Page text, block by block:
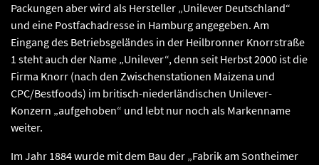
Packungen aber wird als Hersteller „Unilever Deutschland“
und eine Postfachadresse in Hamburg angegeben. Am
Eingang des Betriebsgeländes in der Heilbronner Knorrstraße
1 steht auch der Name „Unilever“, denn seit Herbst 2000 ist die
Firma Knorr (nach den Zwischenstationen Maizena und
CPC/Bestfoods) im britisch-niederländischen Unilever-
Konzern „aufgehoben“ und lebt nur noch als Markenname
weiter.
Im Jahr 1884 wurde mit dem Bau der „Fabrik am Sontheimer